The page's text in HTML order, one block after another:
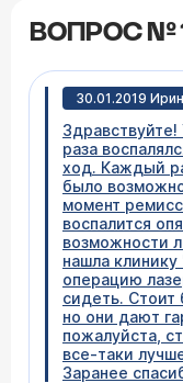
ВОПРОС №
30.01.2019
раза
ход. Каждый
было
момент
воспалится
возможности
нашла
операцию
сидеть. Стоит
но они дают
пожалуйста,
все-таки
Заранее